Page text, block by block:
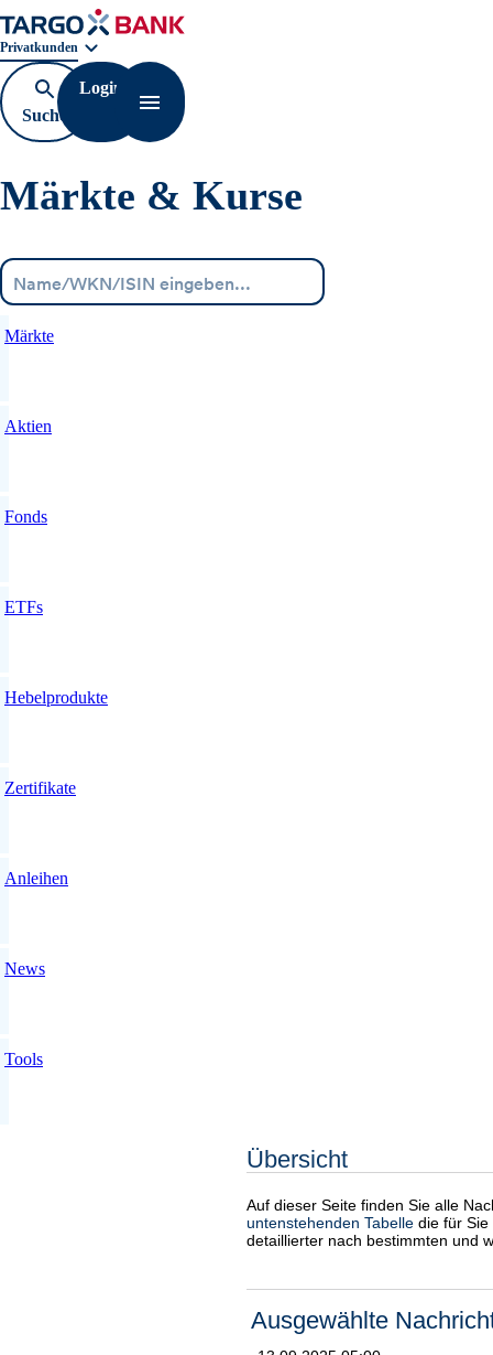
Geschäftsbereichnavigation. Aktuelle Auswahl:
Privatkunden
Suche
öffnen
Login
Navigation öffnen
Märkte & Kurse
Märkte
Aktien
Fonds
ETFs
Hebelprodukte
Zertifikate
Anleihen
News
Tools
Übersicht
Auf dieser Seite finden Sie alle
untenstehenden Tabelle die für
detaillierter nach bestimmten und
Ausgewählte